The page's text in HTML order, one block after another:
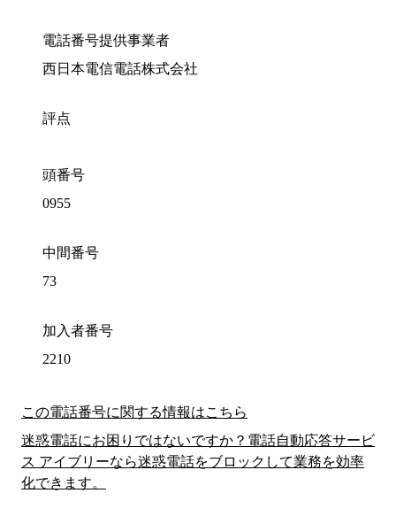
電話番号提供事業者
西日本電信電話株式会社
評点
頭番号
0955
中間番号
73
加入者番号
2210
この電話番号に関する情報はこちら
迷惑電話にお困りではないですか？電話自動応答サービ
ス アイブリーなら迷惑電話をブロックして業務を効率
化できます。